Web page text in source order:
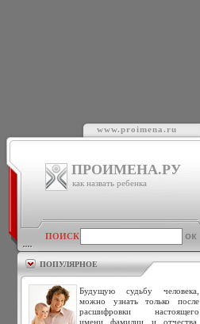
www.proimena.ru
ПРОИМЕНА.РУ
как назвать ребенка
ПОИСК
ПОПУЛЯРНОЕ
Будущую судьбу человека,
можно узнать только после
расшифровки настоящего
имени фамилии и отчества.